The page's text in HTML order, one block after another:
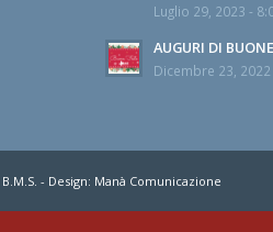
Luglio 29, 2023 -
AUGURI DI
Dicembre 23,
B.M.S. - Design: Manà Comunicazione